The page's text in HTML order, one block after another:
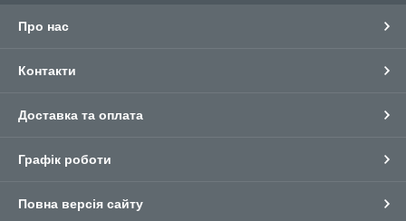
Про нас
Контакти
Доставка та оплата
Графік роботи
Повна версія сайту